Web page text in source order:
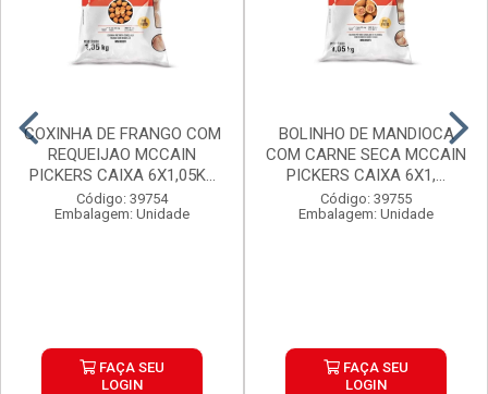
COXINHA DE FRANGO COM
REQUEIJAO MCCAIN
PICKERS CAIXA 6X1,05K...
Código: 39754
Embalagem: Unidade
FAÇA SEU
LOGIN
BOLINHO DE MANDIOCA
COM CARNE SECA MCCAIN
PICKERS CAIXA 6X1,...
Código: 39755
Embalagem: Unidade
FAÇA SEU
LOGIN